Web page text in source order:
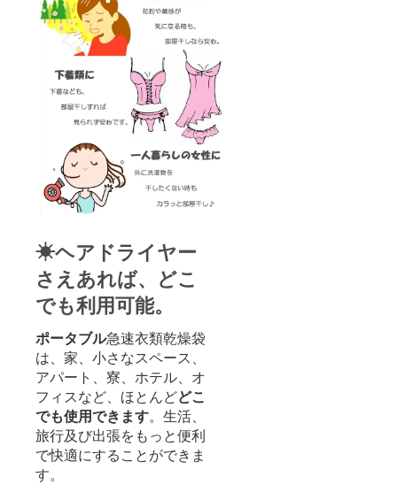
☀ヘアドライヤー
さえあれば、どこ
でも利用可能。
ポータブル急速衣類乾燥袋
は、家、小さなスペース、
アパート、寮、ホテル、オ
フィスなど、ほとんどどこ
でも使用できます。生活、
旅行及び出張をもっと便利
で快適にすることができま
す。